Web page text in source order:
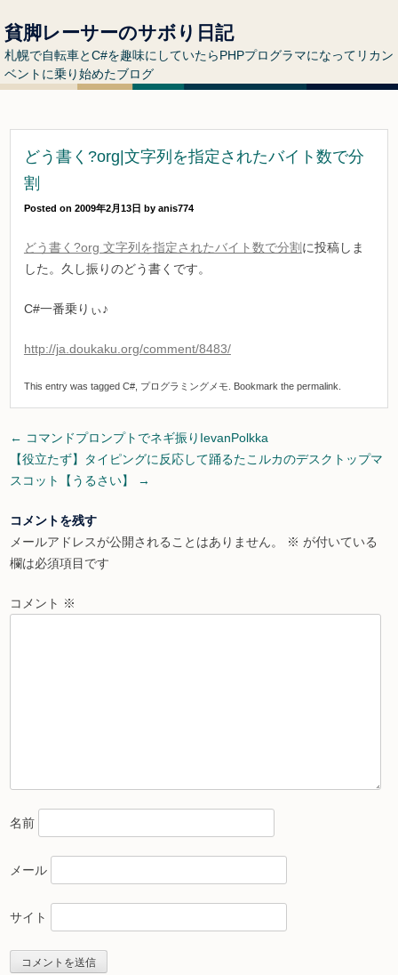
貧脚レーサーのサボり日記
札幌で自転車とC#を趣味にしていたらPHPプログラマになってリカン
ベントに乗り始めたブログ
どう書く?org|文字列を指定されたバイト数で分
割
Posted on 2009年2月13日 by anis774
どう書く?org 文字列を指定されたバイト数で分割 に投稿しま
した。久し振りのどう書くです。
C#一番乗りぃ♪
http://ja.doukaku.org/comment/8483/
This entry was tagged C#, プログラミングメモ . Bookmark the permalink
Post
navigation
← コマンドプロンプトでネギ振りIevanPolkka
【役立たず】タイピングに反応して踊るたこルカのデスクトップマ
スコット【うるさい】
→
コメントを残す
メールアドレスが公開されることはありません。
※ が付いている
欄は必須項目です
コメント ※
名前
メール
サイト